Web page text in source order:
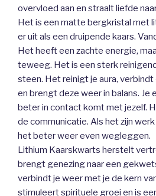
overvloed aan en straalt liefde
Het is een matte bergkristal met
er uit als een druipende kaars.
Het heeft een zachte energie,
teweeg. Het is een sterk
steen. Het reinigt je aura, verbindt
en brengt deze weer in balans. Je
beter in contact komt met jezelf.
de communicatie. Als het zijn
het beter weer even wegleggen.
Lithium Kaarskwarts herstelt
brengt genezing naar een
verbindt je weer met je de kern
stimuleert spirituele groei en is